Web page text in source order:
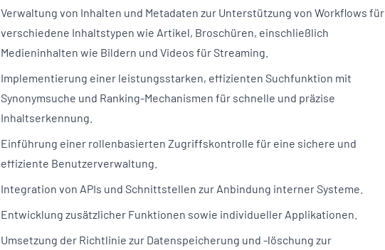
Verwaltung von Inhalten und Metadaten zur Unterstützung von Workflows für
verschiedene Inhaltstypen wie Artikel, Broschüren, einschließlich
Medieninhalten wie Bildern und Videos für Streaming.
Implementierung einer leistungsstarken, effizienten Suchfunktion mit
Synonymsuche und Ranking-Mechanismen für schnelle und präzise
Inhaltserkennung.
Einführung einer rollenbasierten Zugriffskontrolle für eine sichere und
effiziente Benutzerverwaltung.
Integration von APIs und Schnittstellen zur Anbindung interner Systeme.
Entwicklung zusätzlicher Funktionen sowie individueller Applikationen.
Umsetzung der Richtlinie zur Datenspeicherung und -löschung zur